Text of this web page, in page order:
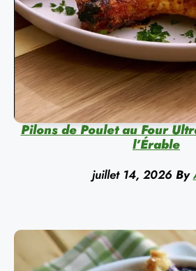
Pilons de Poulet au Four
l’Érable
juillet 14, 2026 By